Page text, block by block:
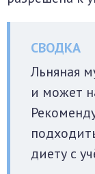
Льняная
и может
диету с